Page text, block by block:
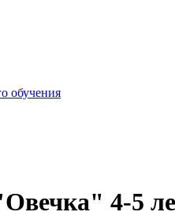
обучения
4-5